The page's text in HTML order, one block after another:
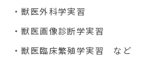
・獣医外科学実習
・獣医画像診断学実習
・獣医臨床繁殖学実習 など